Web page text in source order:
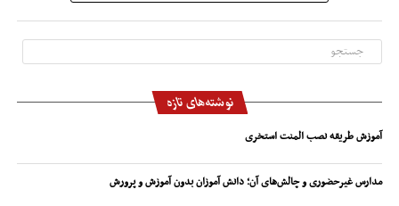
نوشته‌های تازه
آموزش طریقه نصب المنت استخری
مدارس غیرحضوری و چالش‌های آن؛ دانش آموزان بدون آموزش و پرورش